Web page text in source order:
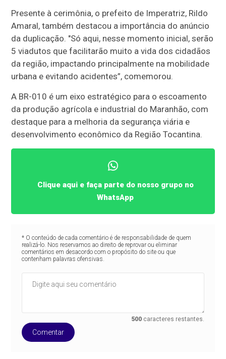
Presente à cerimônia, o prefeito de Imperatriz, Rildo
Amaral, também destacou a importância do anúncio
da duplicação. "Só aqui, nesse momento inicial, serão
5 viadutos que facilitarão muito a vida dos cidadãos
da região, impactando principalmente na mobilidade
urbana e evitando acidentes”, comemorou.
A BR-010 é um eixo estratégico para o escoamento
da produção agrícola e industrial do Maranhão, com
destaque para a melhoria da segurança viária e
desenvolvimento econômico da Região Tocantina.
Clique aqui e faça parte do nosso grupo no
WhatsApp
* O conteúdo de cada comentário é de responsabilidade de quem
realizá-lo. Nos reservamos ao direito de reprovar ou eliminar
comentários em desacordo com o propósito do site ou que
contenham palavras ofensivas.
500 caracteres restantes.
Comentar